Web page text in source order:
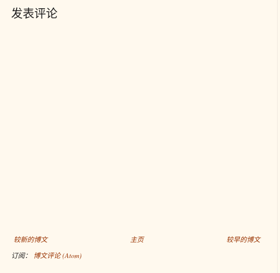
发表评论
较新的博文 较早的博文
主页
订阅：
博文评论 (Atom)